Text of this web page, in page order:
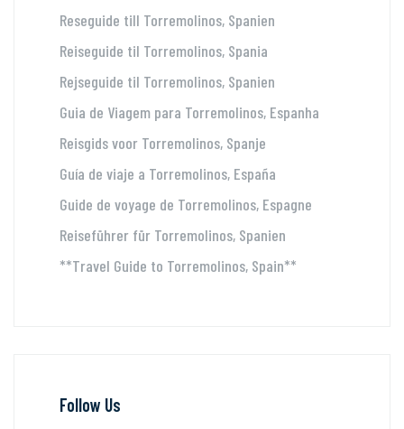
Reseguide till Torremolinos, Spanien
Reiseguide til Torremolinos, Spania
Rejseguide til Torremolinos, Spanien
Guia de Viagem para Torremolinos, Espanha
Reisgids voor Torremolinos, Spanje
Guía de viaje a Torremolinos, España
Guide de voyage de Torremolinos, Espagne
Reiseführer für Torremolinos, Spanien
**Travel Guide to Torremolinos, Spain**
Follow Us